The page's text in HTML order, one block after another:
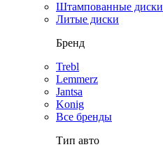
Штампованные диски
Литые диски
Бренд
Trebl
Lemmerz
Jantsa
Konig
Все бренды
Тип авто